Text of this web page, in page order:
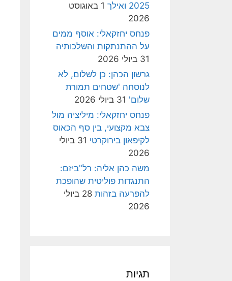
2025 ואילך
1 באוגוסט
2026
פנחס יחזקאלי: אוסף ממים
על ההתנתקות והשלכותיה
31 ביולי 2026
גרשון הכהן: כן לשלום, לא
לנוסחה 'שטחים תמורת
שלום' 31 ביולי 2026
פנחס יחזקאלי: מיליציה מול
צבא מקצועי, בין סף הכאוס
לקיפאון בירוקרטי
31 ביולי
2026
משה כהן אליה: רל"ביזם:
התנגדות פוליטית שהופכת
להפרעה בזהות
28 ביולי
2026
תגיות